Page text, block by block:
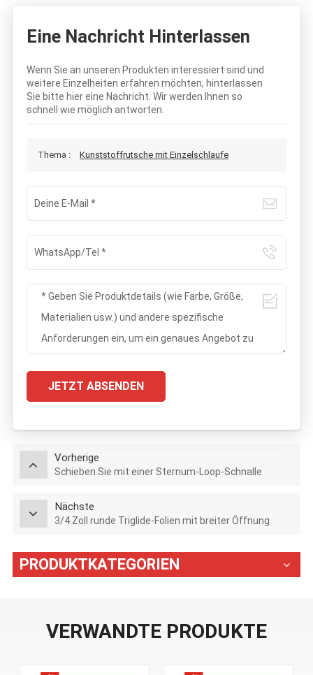
Eine Nachricht Hinterlassen
Wenn Sie an unseren Produkten interessiert sind und
weitere Einzelheiten erfahren möchten, hinterlassen
Sie bitte hier eine Nachricht. Wir werden Ihnen so
schnell wie möglich antworten.
Thema : Kunststoffrutsche mit Einzelschlaufe
JETZT ABSENDEN
Vorherige
Schieben Sie mit einer Sternum-Loop-Schnalle
Nächste
3/4 Zoll runde Triglide-Folien mit breiter Öffnung
PRODUKTKATEGORIEN
VERWANDTE PRODUKTE